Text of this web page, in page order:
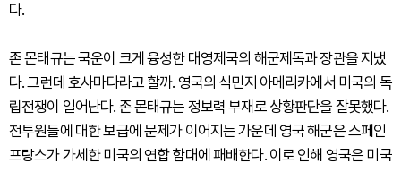
다.
존 몬태규는 국운이 크게 융성한 대영제국의 해군제독과 장관을 지냈
다. 그런데 호사마다라고 할까. 영국의 식민지 아메리카에서 미국의 독
립전쟁이 일어난다. 존 몬태규는 정보력 부재로 상황판단을 잘못했다.
전투원들에 대한 보급에 문제가 이어지는 가운데 영국 해군은 스페인
프랑스가 가세한 미국의 연합 함대에 패배한다. 이로 인해 영국은 미국